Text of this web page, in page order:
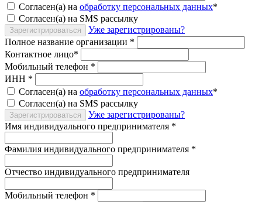
Согласен(а) на обработку персональных данных*
Согласен(а) на SMS рассылку
Зарегистрироваться
Уже зарегистрированы?
Полное название организации *
Контактное лицо*
Мобильный телефон *
ИНН *
Согласен(а) на обработку персональных данных*
Согласен(а) на SMS рассылку
Зарегистрироваться
Уже зарегистрированы?
Имя индивидуального предпринимателя *
Фамилия индивидуального предпринимателя *
Отчество индивидуального предпринимателя
Мобильный телефон *